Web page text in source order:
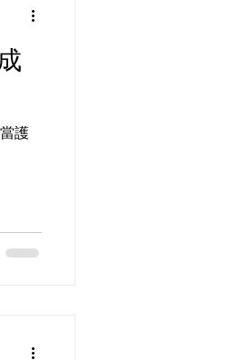
護